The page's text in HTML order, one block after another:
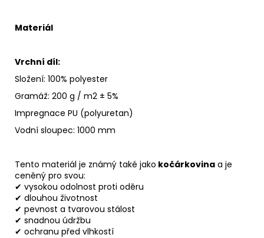
Materiál
Vrchní díl:
Složení: 100% polyester
Gramáž: 200 g / m2 ± 5%
Impregnace PU (polyuretan)
Vodní sloupec: 1000 mm
Tento materiál je známý také jako kočárkovina a je
ceněný pro svou:
✔ vysokou odolnost proti oděru
✔ dlouhou životnost
✔ pevnost a tvarovou stálost
✔ snadnou údržbu
✔ ochranu před vlhkostí